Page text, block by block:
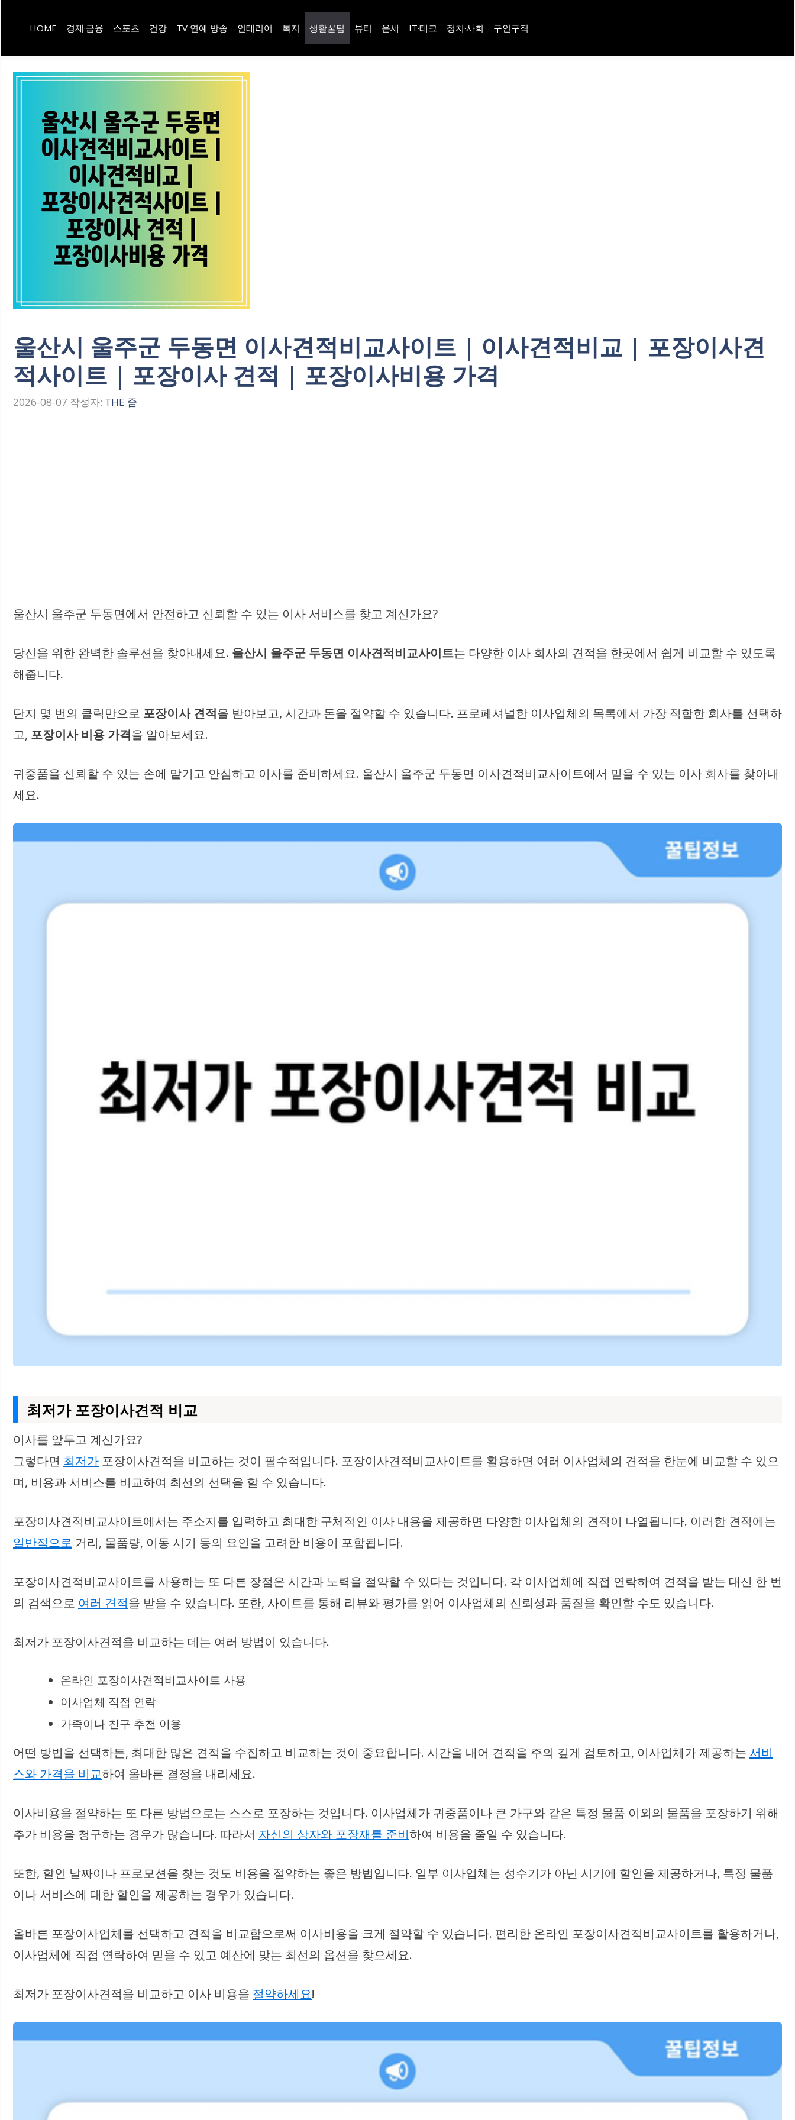
츠
HOME 경제·금융 스포츠 건강 TV 연예 방송 인테리어 복지 생활꿀팁 뷰티 운세 IT·테크 정치·사회 구인구직
울산시 울주군 두동면 이사견적비교사이트 | 이사견적비교 | 포장이사견
적사이트 | 포장이사 견적 | 포장이사비용 가격
2026-08-07 작성자: THE 줌
울산시 울주군 두동면에서 안전하고 신뢰할 수 있는 이사 서비스를 찾고 계신가요?
당신을 위한 완벽한 솔루션을 찾아내세요. 울산시 울주군 두동면 이사견적비교사이트는 다양한 이사 회사의 견적을 한곳에서 쉽게 비교할 수 있도록
해줍니다.
단지 몇 번의 클릭만으로 포장이사 견적을 받아보고, 시간과 돈을 절약할 수 있습니다. 프로페셔널한 이사업체의 목록에서 가장 적합한 회사를 선택하
고, 포장이사 비용 가격을 알아보세요.
귀중품을 신뢰할 수 있는 손에 맡기고 안심하고 이사를 준비하세요. 울산시 울주군 두동면 이사견적비교사이트에서 믿을 수 있는 이사 회사를 찾아내
세요.
최저가 포장이사견적 비교
이사를 앞두고 계신가요?
그렇다면 최저가 포장이사견적을 비교하는 것이 필수적입니다. 포장이사견적비교사이트를 활용하면 여러 이사업체의 견적을 한눈에 비교할 수 있으
며, 비용과 서비스를 비교하여 최선의 선택을 할 수 있습니다.
포장이사견적비교사이트에서는 주소지를 입력하고 최대한 구체적인 이사 내용을 제공하면 다양한 이사업체의 견적이 나열됩니다. 이러한 견적에는
일반적으로 거리, 물품량, 이동 시기 등의 요인을 고려한 비용이 포함됩니다.
포장이사견적비교사이트를 사용하는 또 다른 장점은 시간과 노력을 절약할 수 있다는 것입니다. 각 이사업체에 직접 연락하여 견적을 받는 대신 한 번
의 검색으로 여러 견적을 받을 수 있습니다. 또한, 사이트를 통해 리뷰와 평가를 읽어 이사업체의 신뢰성과 품질을 확인할 수도 있습니다.
최저가 포장이사견적을 비교하는 데는 여러 방법이 있습니다.
온라인 포장이사견적비교사이트 사용
이사업체 직접 연락
가족이나 친구 추천 이용
어떤 방법을 선택하든, 최대한 많은 견적을 수집하고 비교하는 것이 중요합니다. 시간을 내어 견적을 주의 깊게 검토하고, 이사업체가 제공하는 서비
스와 가격을 비교하여 올바른 결정을 내리세요.
이사비용을 절약하는 또 다른 방법으로는 스스로 포장하는 것입니다. 이사업체가 귀중품이나 큰 가구와 같은 특정 물품 이외의 물품을 포장하기 위해
추가 비용을 청구하는 경우가 많습니다. 따라서 자신의 상자와 포장재를 준비하여 비용을 줄일 수 있습니다.
또한, 할인 날짜이나 프로모션을 찾는 것도 비용을 절약하는 좋은 방법입니다. 일부 이사업체는 성수기가 아닌 시기에 할인을 제공하거나, 특정 물품
이나 서비스에 대한 할인을 제공하는 경우가 있습니다.
올바른 포장이사업체를 선택하고 견적을 비교함으로써 이사비용을 크게 절약할 수 있습니다. 편리한 온라인 포장이사견적비교사이트를 활용하거나,
이사업체에 직접 연락하여 믿을 수 있고 예산에 맞는 최선의 옵션을 찾으세요.
최저가 포장이사견적을 비교하고 이사 비용을 절약하세요!